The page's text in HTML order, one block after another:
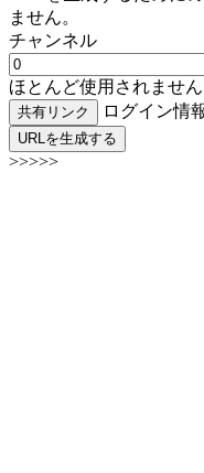
ません。
チャンネル
ほとんど使用されません
共有リンク ログイン情
URLを生成する
>>>>>